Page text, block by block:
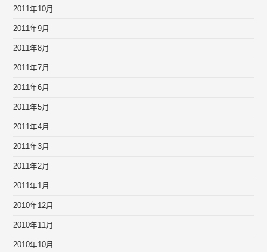
2011年10月
2011年9月
2011年8月
2011年7月
2011年6月
2011年5月
2011年4月
2011年3月
2011年2月
2011年1月
2010年12月
2010年11月
2010年10月